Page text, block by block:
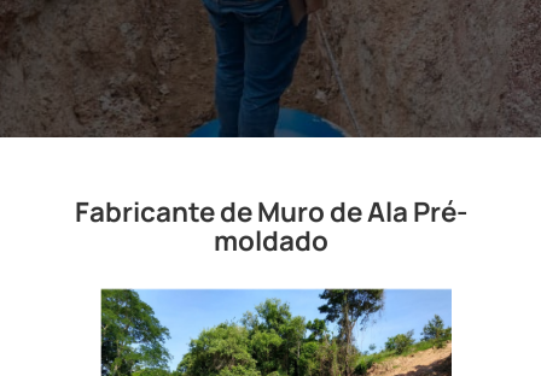
Fabricante de Muro de Ala Pré-
moldado